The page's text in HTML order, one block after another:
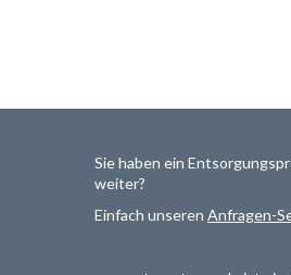
Sie haben ein
weiter?
Einfach unseren Anfragen-